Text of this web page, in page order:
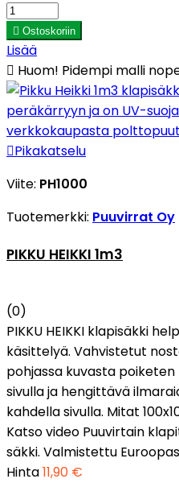
 Ostoskoriin
Lisää
 Huom! Pidempi malli
Pikakatselu
Viite: PH1000
Tuotemerkki: Puuvirrat Oy
PIKKU HEIKKI 1m3
(0)
PIKKU HEIKKI klapisäkki
käsittelyä. Vahvistetut
pohjassa kuvasta
sivulla ja hengittävä
kahdella sivulla. Mitat
Katso video Puuvirtain
säkki. Valmistettu
Hinta11,90 €